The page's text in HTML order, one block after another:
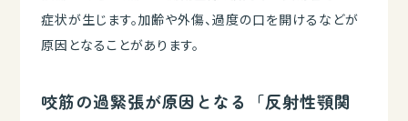
症状が生じます。加齢や外傷、過度の口を開けるなどが
原因となることがあります。
咬筋の過緊張が原因となる「反射性顎関